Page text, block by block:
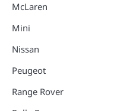
McLaren
Mini
Nissan
Peugeot
Range Rover